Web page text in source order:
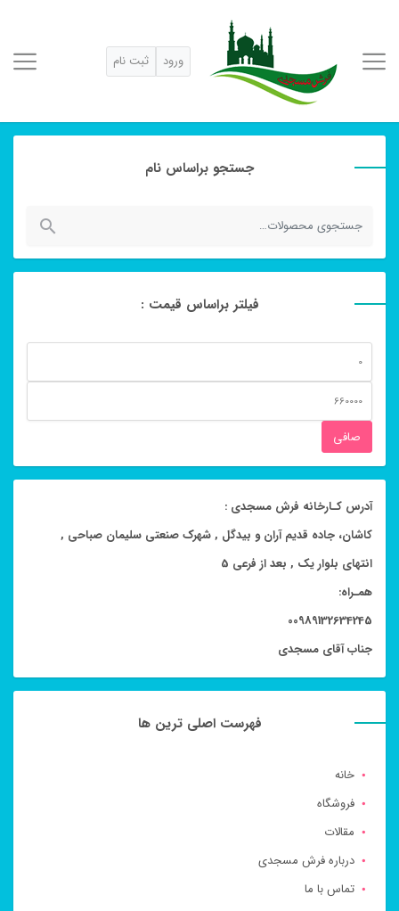
ورود ثبت نام
جستجو براساس نام
جستجو
فیلتر براساس قیمت :
قیمت
قيمت
صافی
آدرس کـارخانه فرش مسجدی :
کاشان، جاده قدیم آران و بیدگل , شهرک صنعتی سلیمان صباحی ,
انتهای بلوار یک , بعد از فرعی 5
همـراه:
00989132634245
جناب آقای مسجدی
فهرست اصلی ترین ها
خانه
فروشگاه
مقالات
درباره فرش مسجدی
تماس با ما